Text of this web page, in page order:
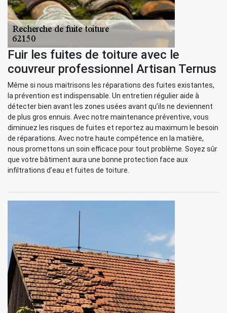
Fuir les fuites de toiture avec le
couvreur professionnel Artisan Ternus
Même si nous maitrisons les réparations des fuites existantes,
la prévention est indispensable. Un entretien régulier aide à
détecter bien avant les zones usées avant qu’ils ne deviennent
de plus gros ennuis. Avec notre maintenance préventive, vous
diminuez les risques de fuites et reportez au maximum le besoin
de réparations. Avec notre haute compétence en la matière,
nous promettons un soin efficace pour tout problème. Soyez sûr
que votre bâtiment aura une bonne protection face aux
infiltrations d’eau et fuites de toiture.